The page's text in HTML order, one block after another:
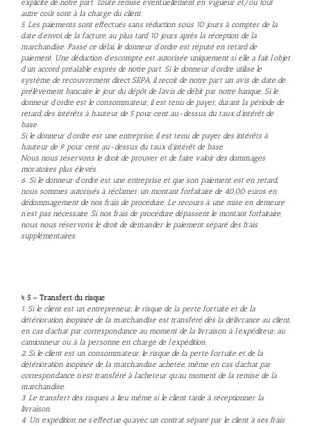
explicite de notre part. Toute remise éventuellement en vigueur et/ou tout
autre coût sont à la charge du client.
5. Les paiements sont effectués sans réduction sous 10 jours à compter de la
date d’envoi de la facture, au plus tard 10 jours après la réception de la
marchandise. Passé ce délai, le donneur d’ordre est réputé en retard de
paiement. Une déduction d’escompte est autorisée uniquement si elle a fait l’objet
d’un accord préalable exprès de notre part. Si le donneur d’ordre utilise le
système de recouvrement direct SEPA, il reçoit de notre part un avis de date de
prélèvement bancaire le jour du dépôt de l’avis de débit par notre banque. Si le
donneur d’ordre est le consommateur, il est tenu de payer, durant la période de
retard, des intérêts à hauteur de 5 pour cent au-dessus du taux d’intérêt de
base.
Si le donneur d’ordre est une entreprise, il est tenu de payer des intérêts à
hauteur de 9 pour cent au-dessus du taux d’intérêt de base.
Nous nous réservons le droit de prouver et de faire valoir des dommages
moratoires plus élevés.
6. Si le donneur d’ordre est une entreprise et que son paiement est en retard,
nous sommes autorisés à réclamer un montant forfaitaire de 40,00 euros en
dédommagement de nos frais de procédure. Le recours à une mise en demeure
n’est pas nécessaire. Si nos frais de procédure dépassent le montant forfaitaire,
nous nous réservons le droit de demander le paiement séparé des frais
supplémentaires.
§ 5 – Transfert du risque
1. Si le client est un entrepreneur, le risque de la perte fortuite et de la
détérioration inopinée de la marchandise est transféré dès la délivrance au client,
en cas d’achat par correspondance au moment de la livraison à l’expéditeur, au
camionneur ou à la personne en charge de l’expédition.
2. Si le client est un consommateur, le risque de la perte fortuite et de la
détérioration inopinée de la marchandise achetée, même en cas d’achat par
correspondance n’est transféré à l’acheteur qu’au moment de la remise de la
marchandise.
3. Le transfert des risques a lieu même si le client tarde à réceptionner la
livraison.
4. Un expédition ne s’effectue qu’avec un contrat séparé par le client à ses frais